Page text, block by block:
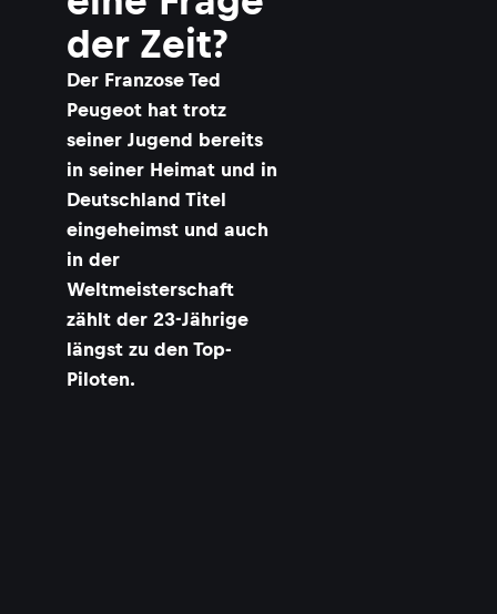
der Zeit?
Der Franzose Ted
Peugeot hat trotz
seiner Jugend bereits
in seiner Heimat und in
Deutschland Titel
eingeheimst und auch
in der
Weltmeisterschaft
zählt der 23-Jährige
längst zu den Top-
Piloten.